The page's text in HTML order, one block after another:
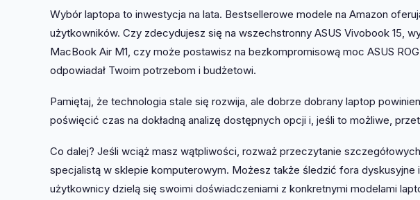
Wybór laptopa to inwestycja na lata. Bestsellerowe modele na Amazon
użytkowników. Czy zdecydujesz się na wszechstronny ASUS Vivobook 15,
MacBook Air M1, czy może postawisz na bezkompromisową moc ASUS
odpowiadał Twoim potrzebom i budżetowi.
Pamiętaj, że technologia stale się rozwija, ale dobrze dobrany laptop
poświęcić czas na dokładną analizę dostępnych opcji i, jeśli to możliwe,
Co dalej? Jeśli wciąż masz wątpliwości, rozważ przeczytanie
specjalistą w sklepie komputerowym. Możesz także śledzić fora dyskusyjne
użytkownicy dzielą się swoimi doświadczeniami z konkretnymi modelami